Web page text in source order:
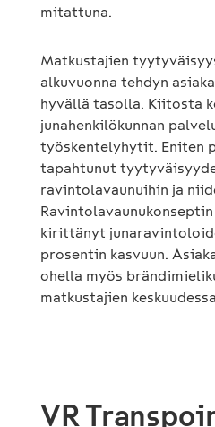
mitattuna.
Matkustajien
alkuvuonna tehdyn
hyvällä tasolla. Kiitosta
junahenkilökunnan
työskentelyhytit. Eniten
tapahtunut
ravintolavaunuihin ja
kirittänyt
prosentin kasvuun.
ohella myös
matkustajien
VR